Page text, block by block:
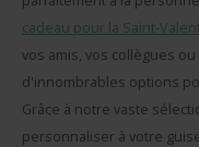
cadeau pour la Saint-
vos amis, vos collègues
d'innombrables options
Grâce à notre vaste
personnaliser à votre